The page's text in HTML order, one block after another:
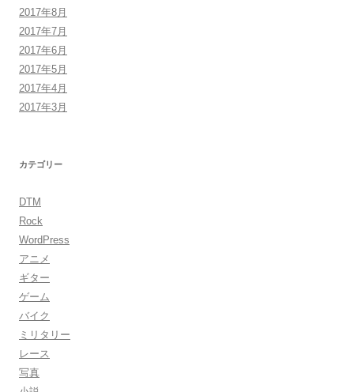
2017年8月
2017年7月
2017年6月
2017年5月
2017年4月
2017年3月
カテゴリー
DTM
Rock
WordPress
アニメ
ギター
ゲーム
バイク
ミリタリー
レース
写真